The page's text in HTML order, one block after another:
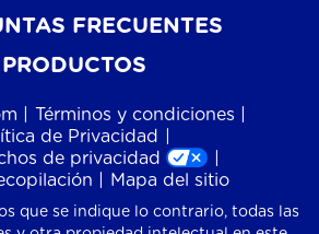
FRECUENTES
PRODUCTOS
Términos y condiciones
de Privacidad
de privacidad
Mapa del sitio
que se indique lo contrario, todas las